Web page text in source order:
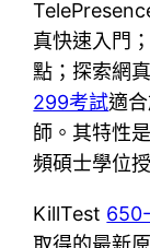
真快速入門
點；探索網
299考試適
師。其特性
頻碩士學位
KillTest